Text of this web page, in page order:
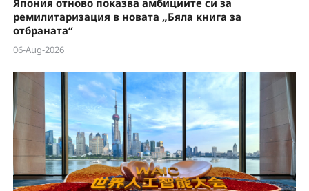
ремилитаризация в новата „Бяла книга за
отбраната“
06-Aug-2026